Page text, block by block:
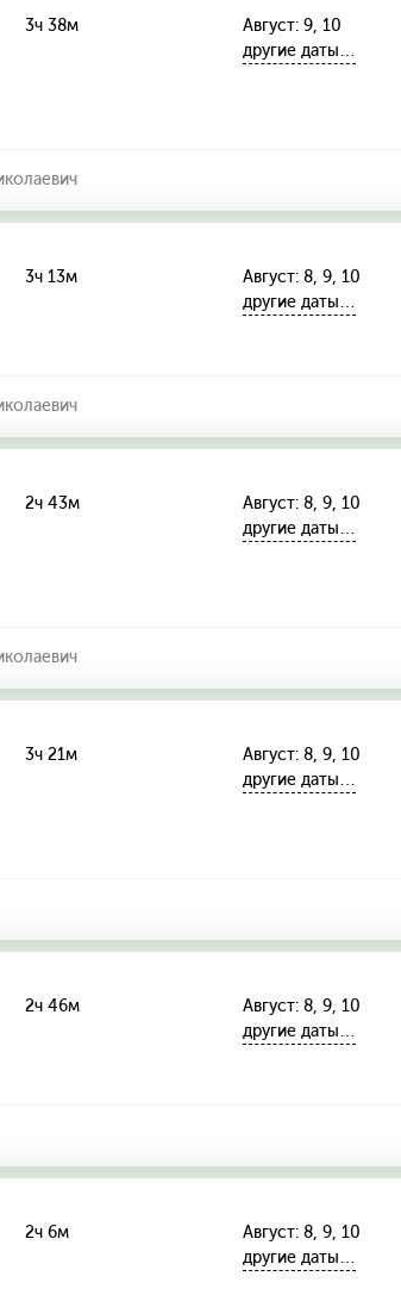
3ч 38м
Август: 9, 10
другие даты…
3ч 13м
Август: 8, 9, 10
другие даты…
2ч 43м
Август: 8, 9, 10
другие даты…
3ч 21м
Август: 8, 9, 10
другие даты…
2ч 46м
Август: 8, 9, 10
другие даты…
2ч 6м
Август: 8, 9, 10
другие даты…